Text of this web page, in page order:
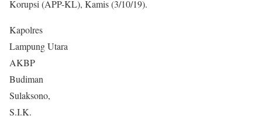
Korupsi (APP-KL), Kamis (3/10/19).
Kapolres
Lampung Utara
AKBP
Budiman
Sulaksono,
S.I.K.